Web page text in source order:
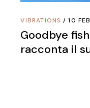
VIBRATIONS 10
Goodbye
racconta il